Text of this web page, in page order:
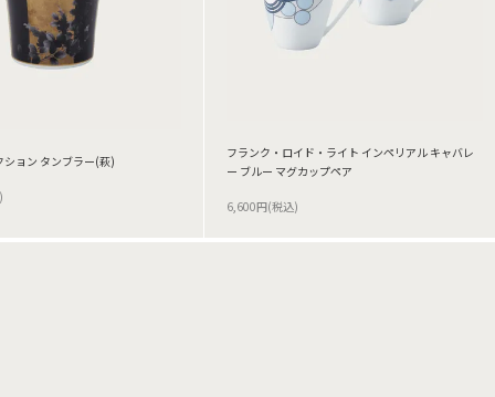
ション タンブラー(萩)
フランク・ロイド・ライト インペリアル キャバレ
ー ブルー マグカップペア
6,600円(税込)